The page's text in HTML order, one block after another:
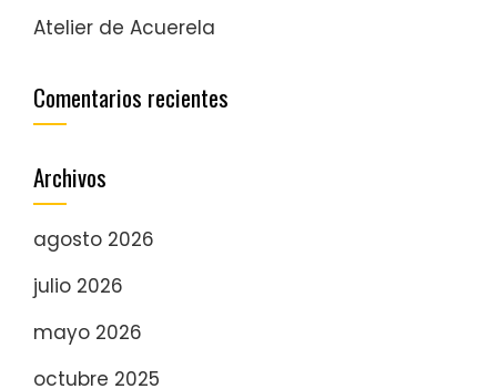
Atelier de Acuerela
Comentarios recientes
Archivos
agosto 2026
julio 2026
mayo 2026
octubre 2025